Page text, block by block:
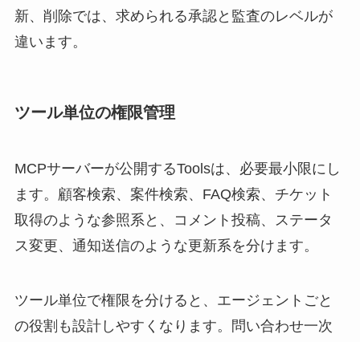
新、削除では、求められる承認と監査のレベルが
違います。
ツール単位の権限管理
MCPサーバーが公開するToolsは、必要最小限にし
ます。顧客検索、案件検索、FAQ検索、チケット
取得のような参照系と、コメント投稿、ステータ
ス変更、通知送信のような更新系を分けます。
ツール単位で権限を分けると、エージェントごと
の役割も設計しやすくなります。問い合わせ一次